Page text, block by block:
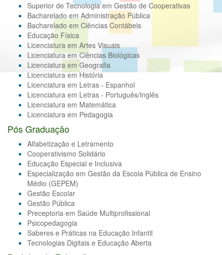
Superior de Tecnologia em Gestão de Cooperativas
Bacharelado em Administração Pública
Bacharelado em Ciências Contábeis
Educação Física
Licenciatura em Artes Visuais
Licenciatura em Ciências Biológicas
Licenciatura em Geografia
Licenciatura em História
Licenciatura em Letras - Espanhol
Licenciatura em Letras - Português/Inglês
Licenciatura em Matemática
Licenciatura em Pedagogia
Pós Graduação
Alfabetização e Letramento
Cooperativismo Solidário
Educação Especial e Inclusiva
Especialização em Gestão da Escola Pública de Ensino
Médio (GEPEM)
Gestão Escolar
Gestão Pública
Preceptoria em Saúde Multiprofissional
Psicopedagogia
Saberes e Práticas na Educação Infantil
Tecnologias Digitais e Educação Aberta